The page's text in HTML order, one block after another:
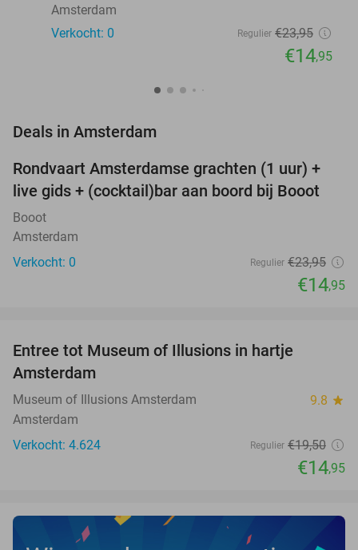
Amsterdam
Verkocht: 0
Regulier €23,95
€14,95
Deals in Amsterdam
38%
TODAY
Rondvaart Amsterdamse grachten (1 uur) +
live gids + (cocktail)bar aan boord bij Booot
Booot
Amsterdam
Verkocht: 0
Regulier €23,95
€14,95
Entree tot Museum of Illusions in hartje
Amsterdam
Museum of Illusions Amsterdam 9.8 star
Amsterdam
Verkocht: 4.624
Regulier €19,50
€14,95